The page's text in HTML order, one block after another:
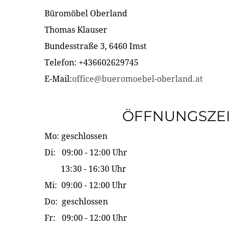
Büromöbel Oberland
Thomas Klauser
Bundesstraße 3, 6460 Imst
Telefon: +436602629745
E-Mail:office@bueromoebel-oberland.at
Mo: geschlossen
Di: 09:00 - 12:00 Uhr
13:30 - 16:30 Uhr
Mi: 09:00 - 12:00 Uhr
Do: geschlossen
Fr: 09:00 - 12:00 Uhr